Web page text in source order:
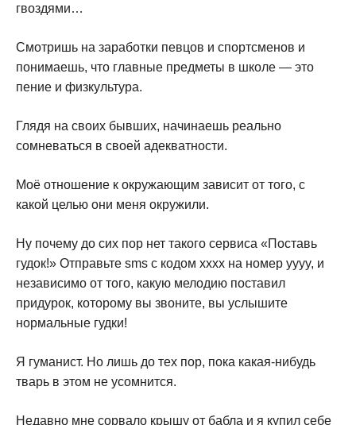
гвоздями…
Смотришь на заработки певцов и спортсменов и
понимаешь, что главные предметы в школе — это
пение и физкультура.
Глядя на своих бывших, начинаешь реально
сомневаться в своей адекватности.
Моё отношение к окружающим зависит от того, с
какой целью они меня окружили.
Ну почему до сих пор нет такого сервиса «Поставь
гудок!» Отправьте sms с кодом xxxx на номер yyyy, и
независимо от того, какую мелодию поставил
придурок, которому вы звоните, вы услышите
нормальные гудки!
Я гуманист. Но лишь до тех пор, пока какая-нибудь
тварь в этом не усомнится.
Недавно мне сорвало крышу от бабла и я купил себе